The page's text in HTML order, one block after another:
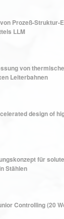
Prozeß-Struktur-
LLM
von
Leiterbahnen
design of
für
Stählen
Controlling (20